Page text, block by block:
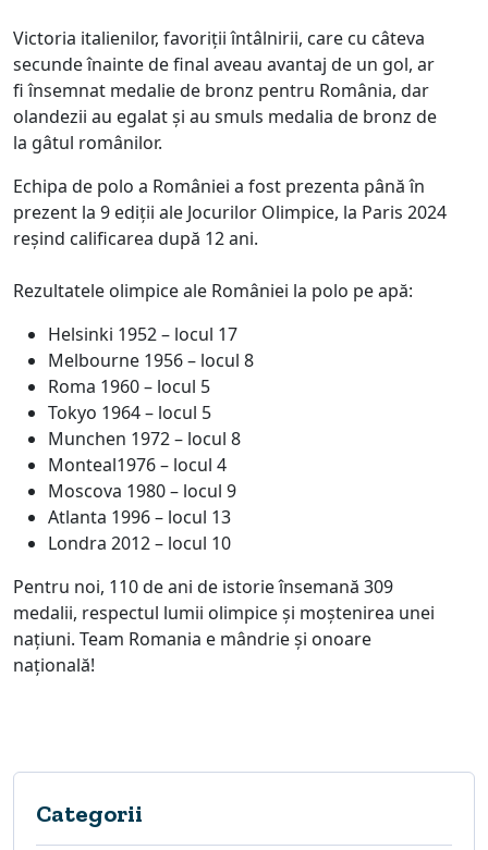
Victoria italienilor, favoriții întâlnirii, care cu câteva
secunde înainte de final aveau avantaj de un gol, ar
fi însemnat medalie de bronz pentru România, dar
olandezii au egalat și au smuls medalia de bronz de
la gâtul românilor.
Echipa de polo a României a fost prezenta până în
prezent la 9 ediții ale Jocurilor Olimpice, la Paris 2024
reșind calificarea după 12 ani.
Rezultatele olimpice ale României la polo pe apă:
Helsinki 1952 – locul 17
Melbourne 1956 – locul 8
Roma 1960 – locul 5
Tokyo 1964 – locul 5
Munchen 1972 – locul 8
Monteal1976 – locul 4
Moscova 1980 – locul 9
Atlanta 1996 – locul 13
Londra 2012 – locul 10
Pentru noi, 110 de ani de istorie însemană 309
medalii, respectul lumii olimpice și moștenirea unei
națiuni. Team Romania e mândrie și onoare
națională!
Categorii